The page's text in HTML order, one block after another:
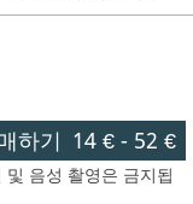
하기 14 €- 52 €
음성 촬영은 금지됩